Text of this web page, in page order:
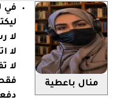
منال باعطية
في
لا
لا
لا